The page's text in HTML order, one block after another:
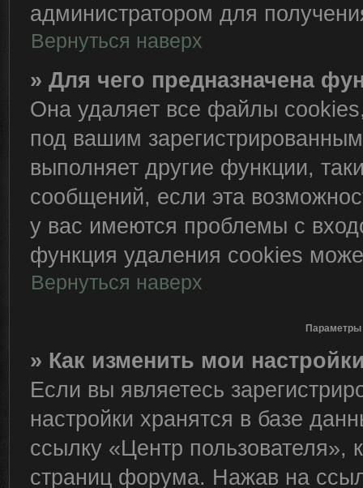
администратором для
Вернуться наверх
» Для чего предназначена
Она удаляет все файлы
под вашим
выполняет другие функции,
сообщений, если эта
у вас имеются проблемы с
функция удаления cookies
Вернуться наверх
Параметры
» Как изменить мои
Если вы являетесь
настройки хранятся в базе
ссылку «Центр пользователя»,
страниц форума. Нажав на